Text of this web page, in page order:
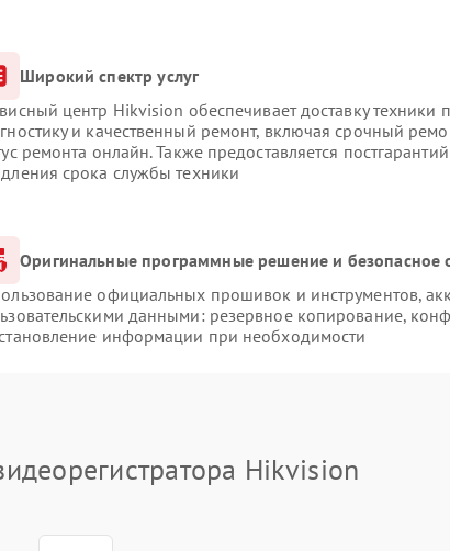
Широкий спектр услуг
центр Hikvision обеспечивает доставку техники
и качественный ремонт, включая срочный
ремонта онлайн. Также предоставляется
срока службы техники
Оригинальные программные решение и безопасное
официальных прошивок и инструментов,
данными: резервное копирование,
информации при необходимости
Hikvision